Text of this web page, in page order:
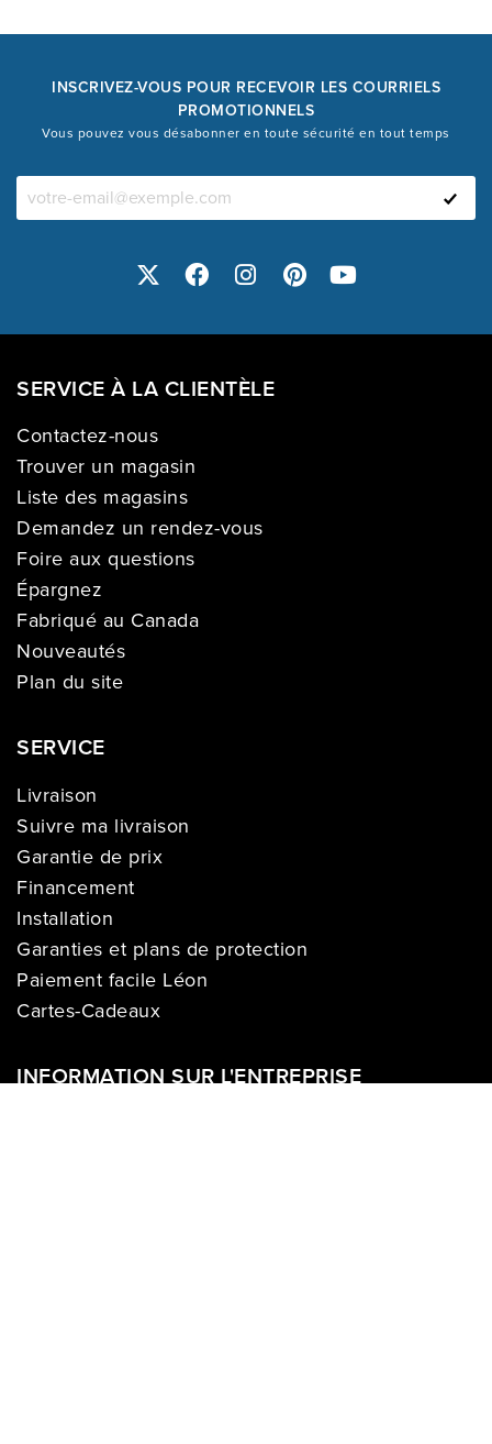
INSCRIVEZ-VOUS POUR RECEVOIR LES COURRIELS
PROMOTIONNELS
Vous pouvez vous désabonner en toute sécurité en tout temps
SERVICE À LA CLIENTÈLE
Contactez-nous
Trouver un magasin
Liste des magasins
Demandez un rendez-vous
Foire aux questions
Épargnez
Fabriqué au Canada
Nouveautés
Plan du site
SERVICE
Livraison
Suivre ma livraison
Garantie de prix
Financement
Installation
Garanties et plans de protection
Paiement facile Léon
Cartes-Cadeaux
INFORMATION SUR L'ENTREPRISE